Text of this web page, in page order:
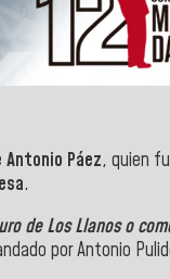
Páez, quien
.
de Los Llanos o
por Antonio